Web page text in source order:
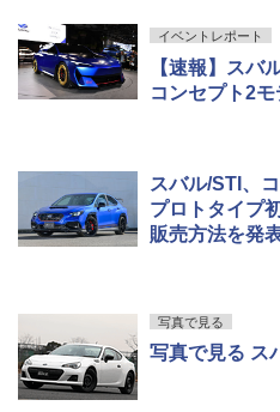
イベントレポート
【速報】スバ
コンセプト2
スバル/STI、
プロトタイプ
販売方法を発
写真で見る
写真で見る ス